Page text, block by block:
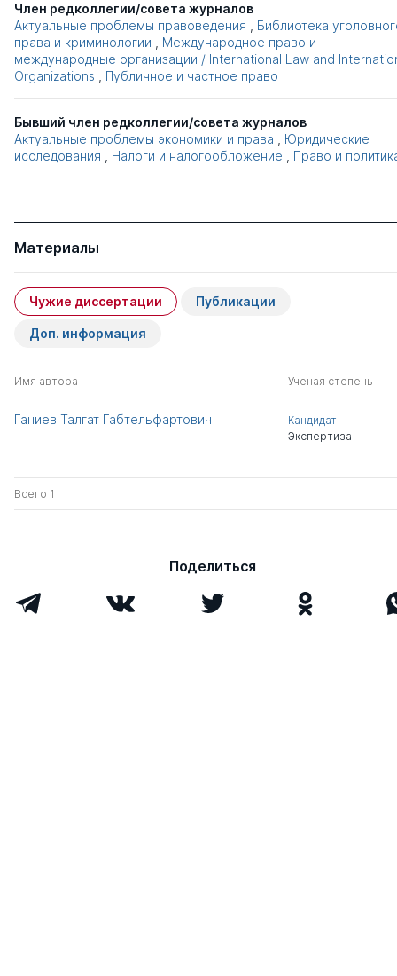
Член редколлегии/совета журналов
Актуальные проблемы правоведения
Библиотека
права и криминологии
Международное право и
международные организации / International Law and
Organizations
Публичное и частное право
Бывший член редколлегии/совета журналов
Актуальные проблемы экономики и права
Юридические
исследования
Налоги и налогообложение Право и
Материалы
Чужие диссертации Публикации
Доп. информация
Имя автора Ученая степень
Ганиев Талгат Габтельфартович
Кандидат
Экспертиза
Всего 1
Поделиться